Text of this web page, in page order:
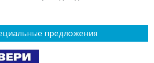
предложения